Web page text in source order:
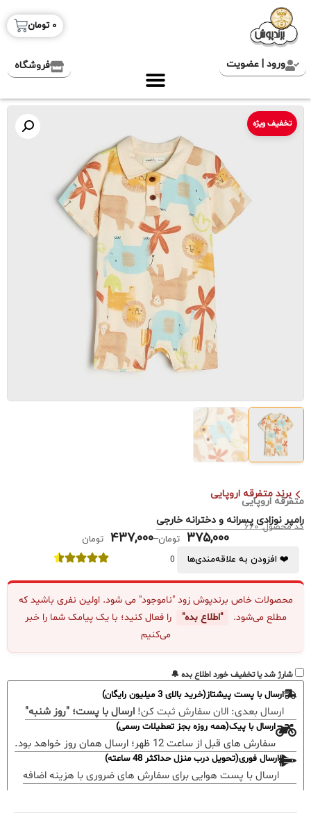
0 تومان
ورود | عضویت فروشگاه
تخفیف ویژه
برند متفرقه اروپایی
متفرقه اروپایی
رامپر نوزادی پسرانه و دخترانه خارجی
کد محصول: 660
375,000 تومان–
437,000 تومان
❤️ افزودن به علاقه‌مندی‌ها
0
محصولات خاص برندپوش زود "ناموجود" می شود. اولین نفری باشید که
مطلع می‌شود.
"اطلاع بده"
را فعال کنید؛ با یک پیامک شما را خبر
می‌کنیم
شارژ شد یا تخفیف خورد اطلاع بده 🔔
ارسال با پست پیشتاز(خرید بالای 3 میلیون رایگان)
ارسال بعدی: الان سفارش ثبت کن! ارسال با پست؛ "روز شنبه"
ارسال با پیک(همه روزه بجز تعطیلات رسمی)
سفارش های قبل از ساعت 12 ظهر؛ ارسال همان روز خواهد بود.
ارسال فوری(تحویل درب منزل حداکثر 48 ساعته)
ارسال با پست هوایی برای سفارش های ضروری با هزینه اضافه